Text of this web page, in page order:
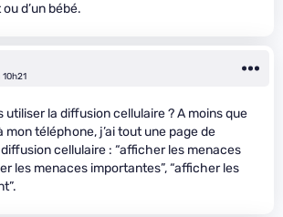
d’un bébé.
utiliser la diffusion cellulaire ? A moins que
mon téléphone, j’ai tout une page de
cellulaire : “afficher les menaces
les menaces importantes”, “afficher les